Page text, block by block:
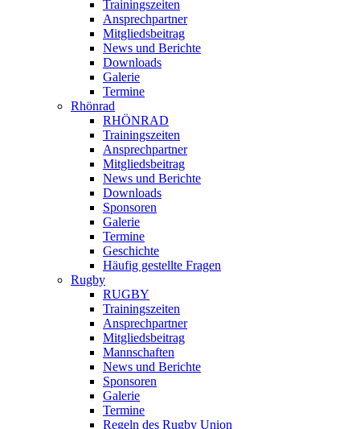
Trainingszeiten
Ansprechpartner
Mitgliedsbeitrag
News und Berichte
Downloads
Galerie
Termine
Rhönrad
RHÖNRAD
Trainingszeiten
Ansprechpartner
Mitgliedsbeitrag
News und Berichte
Downloads
Sponsoren
Galerie
Termine
Geschichte
Häufig gestellte Fragen
Rugby
RUGBY
Trainingszeiten
Ansprechpartner
Mitgliedsbeitrag
Mannschaften
News und Berichte
Sponsoren
Galerie
Termine
Regeln des Rugby Union